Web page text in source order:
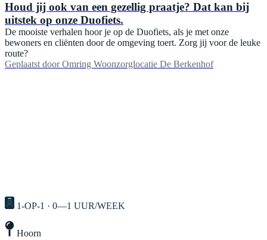
Houd jij ook van een gezellig praatje? Dat kan bij
uitstek op onze Duofiets.
De mooiste verhalen hoor je op de Duofiets, als je met onze
bewoners en cliënten door de omgeving toert. Zorg jij voor de leuke
route?
Geplaatst door Omring Woonzorglocatie De Berkenhof
1-OP-1 · 0—1 UUR/WEEK
Hoorn